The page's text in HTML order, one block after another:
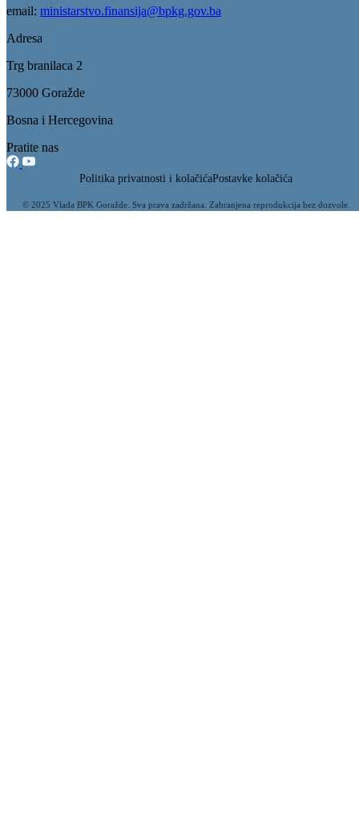
email: ministarstvo.finansija@bpkg.gov.ba
Adresa
Trg branilaca 2
73000 Goražde
Bosna i Hercegovina
Pratite nas
Politika privatnosti i kolačićaPostavke kolačića
© 2025 Vlada BPK Goražde. Sva prava zadržana. Zabranjena reprodukcija bez dozvole.